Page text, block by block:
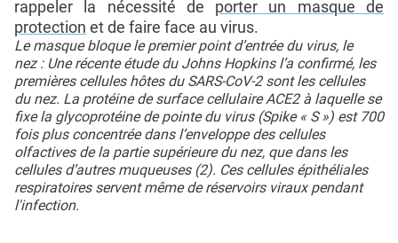
rappeler la nécessité de porter un masque de
protection et de faire face au virus.
Le masque bloque le premier point d’entrée du virus, le
nez : Une récente étude du Johns Hopkins l’a confirmé, les
premières cellules hôtes du SARS-CoV-2 sont les cellules
du nez. La protéine de surface cellulaire ACE2 à laquelle se
fixe la glycoprotéine de pointe du virus (Spike « S ») est 700
fois plus concentrée dans l’enveloppe des cellules
olfactives de la partie supérieure du nez, que dans les
cellules d’autres muqueuses (2). Ces cellules épithéliales
respiratoires servent même de réservoirs viraux pendant
l'infection.